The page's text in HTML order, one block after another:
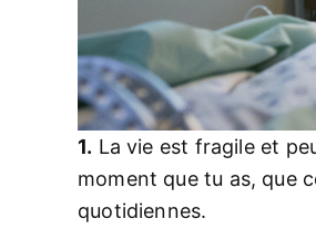
1. La vie est fragile et
moment que tu as, que
quotidiennes.